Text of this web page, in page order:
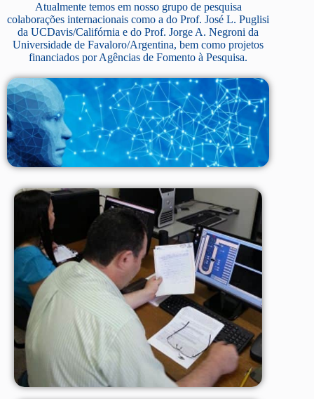
Atualmente temos em nosso grupo de pesquisa
colaborações internacionais como a do Prof. José L. Puglisi
da UCDavis/Califórnia e do Prof. Jorge A. Negroni da
Universidade de Favaloro/Argentina, bem como projetos
financiados por Agências de Fomento à Pesquisa.